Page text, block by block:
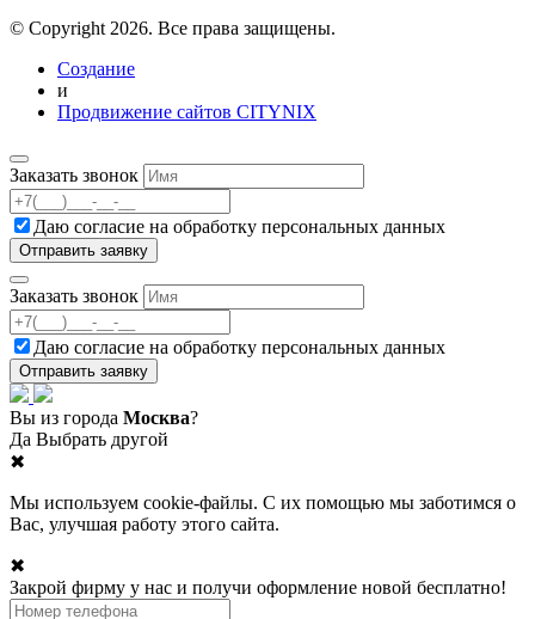
© Copyright 2026. Все права защищены.
Создание
и
Продвижение сайтов CITYNIX
Заказать звонок
Даю согласие на обработку персональных данных
Заказать звонок
Даю согласие на обработку персональных данных
Вы из города Москва?
Да Выбрать другой
✖
Мы используем cookie-файлы. С их помощью мы заботимся о
Вас, улучшая работу этого сайта.
✖
Закрой фирму у нас и получи оформление новой бесплатно!